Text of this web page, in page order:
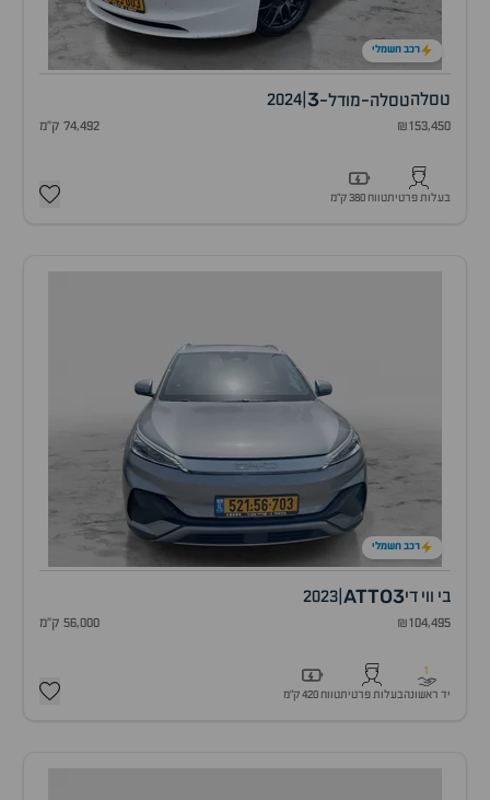
רכב חשמלי
טסלהטסלה-מודל-3
2024
₪153,450 74,492 ק"מ
בעלות פרטיתטווח 380 ק״מ
רכב חשמלי
בי ווי דיATTO3
2023
₪104,495 56,000 ק"מ
1
יד ראשונהבעלות פרטיתטווח 420 ק״מ